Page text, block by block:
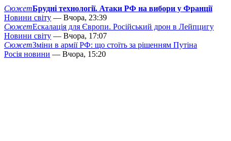
СюжетБрудні технології. Атаки РФ на вибори у Франції
Новини світу — Вчора, 23:39
СюжетЕскалація для Європи. Російський дрон в Лейпцигу
Новини світу — Вчора, 17:07
СюжетЗміни в армії РФ: що стоїть за рішенням Путіна
Росія новини — Вчора, 15:20